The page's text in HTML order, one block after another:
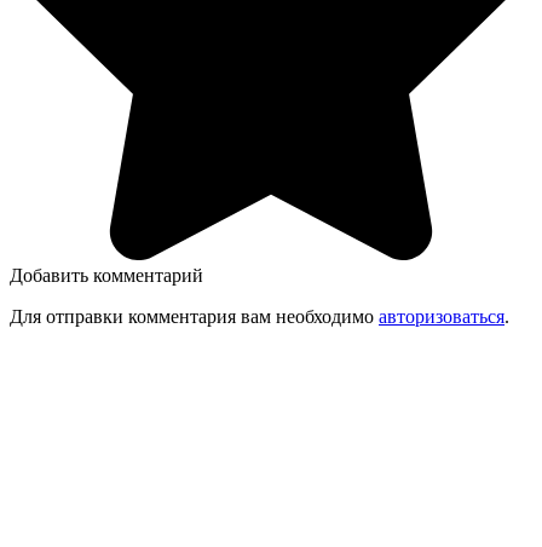
Добавить комментарий
Для отправки комментария вам необходимо авторизоваться.